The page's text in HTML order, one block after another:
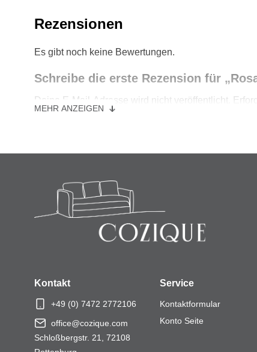
Rezensionen
Es gibt noch keine Bewertungen.
Schreibe die erste Rezension für
Deine E-Mail-Adresse wird nicht veröffentlicht.
Ihre Bewertung*
E-Mail
MEHR ANZEIGEN
Kontakt
+49 (0) 7472 2772106
office@cozique.com
Schloßbergstr. 21, 72108
Service
Kontaktformular
Konto Seite